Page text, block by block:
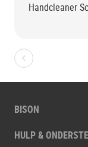
Handcleaner
BISON
HULP &